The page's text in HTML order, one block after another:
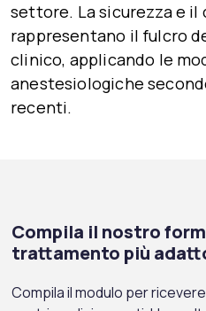
settore. La sicurezza e
rappresentano il fulcro
clinico, applicando le
anestesiologiche
recenti.
Compila il nostro
trattamento più
Compila il modulo per